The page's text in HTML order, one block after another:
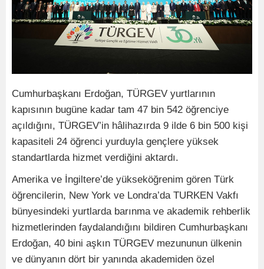
Cumhurbaşkanı Erdoğan, TÜRGEV yurtlarının
kapısının bugüne kadar tam 47 bin 542 öğrenciye
açıldığını, TÜRGEV’in hâlihazırda 9 ilde 6 bin 500 kişi
kapasiteli 24 öğrenci yurduyla gençlere yüksek
standartlarda hizmet verdiğini aktardı.
Amerika ve İngiltere’de yükseköğrenim gören Türk
öğrencilerin, New York ve Londra’da TURKEN Vakfı
bünyesindeki yurtlarda barınma ve akademik rehberlik
hizmetlerinden faydalandığını bildiren Cumhurbaşkanı
Erdoğan, 40 bini aşkın TÜRGEV mezununun ülkenin
ve dünyanın dört bir yanında akademiden özel